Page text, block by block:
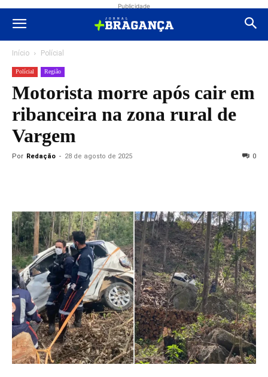
Publicidade
Início Polícial
Polícial Região
Motorista morre após cair em
ribanceira na zona rural de
Vargem
Por Redação - 28 de agosto de 2025 0